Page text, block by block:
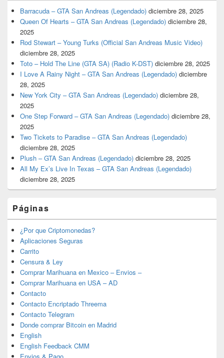
Barracuda – GTA San Andreas (Legendado) diciembre 28, 2025
Queen Of Hearts – GTA San Andreas (Legendado) diciembre 28,
2025
Rod Stewart – Young Turks (Official San Andreas Music Video)
diciembre 28, 2025
Toto – Hold The Line (GTA SA) (Radio K-DST) diciembre 28, 2025
I Love A Rainy Night – GTA San Andreas (Legendado) diciembre
28, 2025
New York City – GTA San Andreas (Legendado) diciembre 28,
2025
One Step Forward – GTA San Andreas (Legendado) diciembre 28,
2025
Two Tickets to Paradise – GTA San Andreas (Legendado)
diciembre 28, 2025
Plush – GTA San Andreas (Legendado) diciembre 28, 2025
All My Ex’s Live In Texas – GTA San Andreas (Legendado)
diciembre 28, 2025
Páginas
¿Por que Criptomonedas?
Aplicaciones Seguras
Carrito
Censura & Ley
Comprar Marihuana en Mexico – Envios –
Comprar Marihuana en USA – AD
Contacto
Contacto Encriptado Threema
Contacto Telegram
Donde comprar Bitcoin en Madrid
English
English Feedback CMM